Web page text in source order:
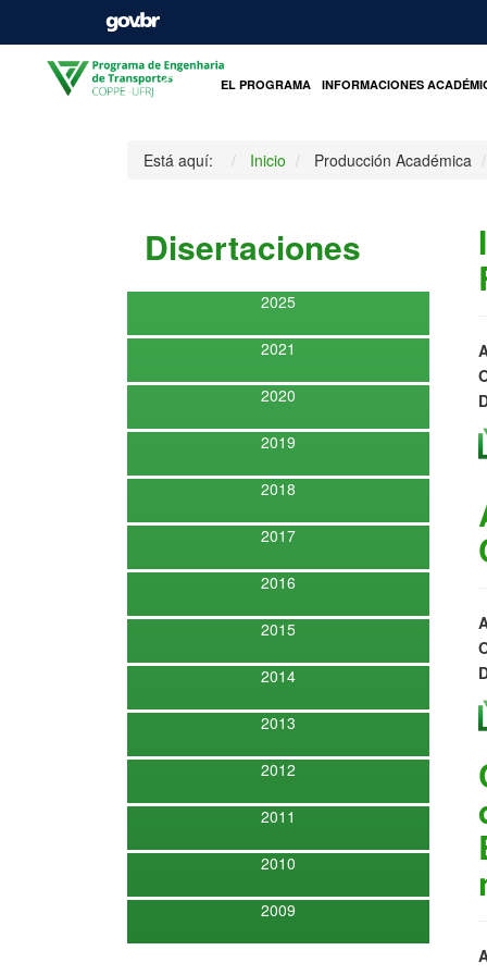
INICIO
EL PROGRAMA
INFORMACIONES
Está aquí: Inicio Producción Académica
Disertaciones
2025
2021
2020
2019
2018
2017
2016
2015
2014
2013
2012
2011
2010
2009